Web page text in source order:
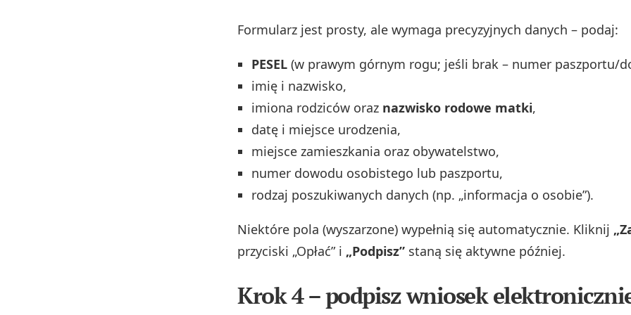
Formularz jest prosty, ale wymaga precyzyjnych danych – podaj:
PESEL (w prawym górnym rogu; jeśli brak – numer paszportu/
imię i nazwisko,
imiona rodziców oraz nazwisko rodowe matki,
datę i miejsce urodzenia,
miejsce zamieszkania oraz obywatelstwo,
numer dowodu osobistego lub paszportu,
rodzaj poszukiwanych danych (np. „informacja o osobie”).
Niektóre pola (wyszarzone) wypełnią się automatycznie. Kliknij
przyciski „Opłać” i „Podpisz” staną się aktywne później.
Krok 4 – podpisz wniosek